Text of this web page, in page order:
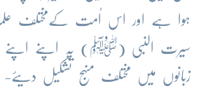
ہوا ہے اور اس اُمت کےمختلف
سیرت النبی (ﷺ) پہ اپنے اپنے
زبانوں میں مختلف منہج تشکیل